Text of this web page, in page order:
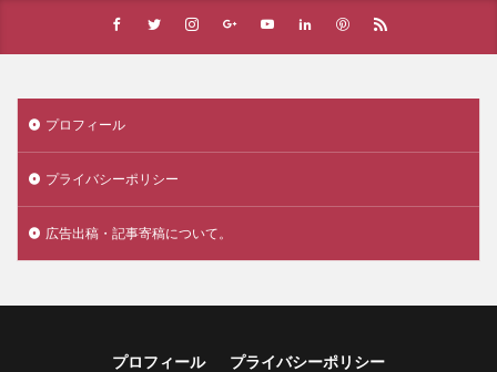
プロフィール
プライバシーポリシー
広告出稿・記事寄稿について。
プロフィール プライバシーポリシー